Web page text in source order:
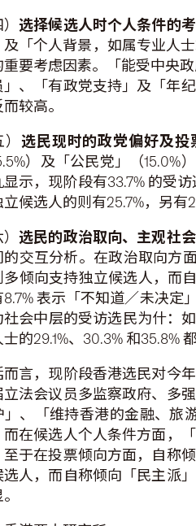
选择候选人时个人条件的
及「个人背景，如属专业人
重要考虑因素。「能受中央
」、「有政党支持」及「年
较高。
选民现时的政党偏好及投
）及「公民党」（
显示，现阶段有33.7% 的受
立候选人的则有25.7%，另有
选民的政治取向、主观社
的交互分析。在政治取向方
多倾向支持独立候选人，而
8.7% 表示「不知道／未决定
社会中层的受访选民为什：
的29.1%、30.3% 和35.8%
而言，现阶段香港选民对今
立法会议员多监察政府、多
」、「维持香港的金融、旅
而在候选人个人条件方面，
至于在投票倾向方面，自称
选人，而自称倾向「民主派